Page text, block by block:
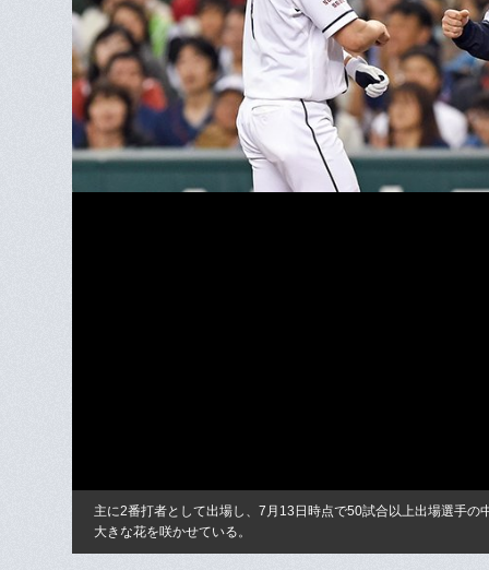
主に2番打者として出場し、7月13日時点で50試合以上出場選手
大きな花を咲かせている。